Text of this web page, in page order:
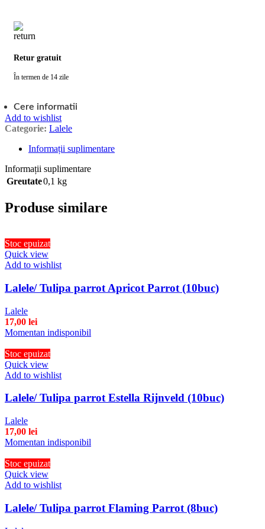
Retur gratuit
În termen de 14 zile
Cere informatii
Add to wishlist
Categorie: Lalele
Informații suplimentare
Informații suplimentare
Greutate0,1 kg
Produse similare
Stoc epuizat
Quick view
Add to wishlist
Lalele/ Tulipa parrot Apricot Parrot (10buc)
Lalele
17,00 lei
Momentan indisponibil
Stoc epuizat
Quick view
Add to wishlist
Lalele/ Tulipa parrot Estella Rijnveld (10buc)
Lalele
17,00 lei
Momentan indisponibil
Stoc epuizat
Quick view
Add to wishlist
Lalele/ Tulipa parrot Flaming Parrot (8buc)